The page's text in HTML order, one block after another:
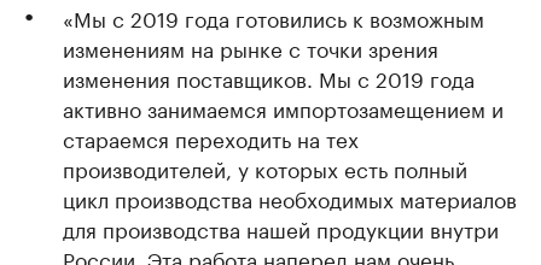
«Мы с 2019 года готовились к возможным
изменениям на рынке с точки зрения
изменения поставщиков. Мы с 2019 года
активно занимаемся импортозамещением и
стараемся переходить на тех
производителей, у которых есть полный
цикл производства необходимых материалов
для производства нашей продукции внутри
России. Эта работа наперед нам очень